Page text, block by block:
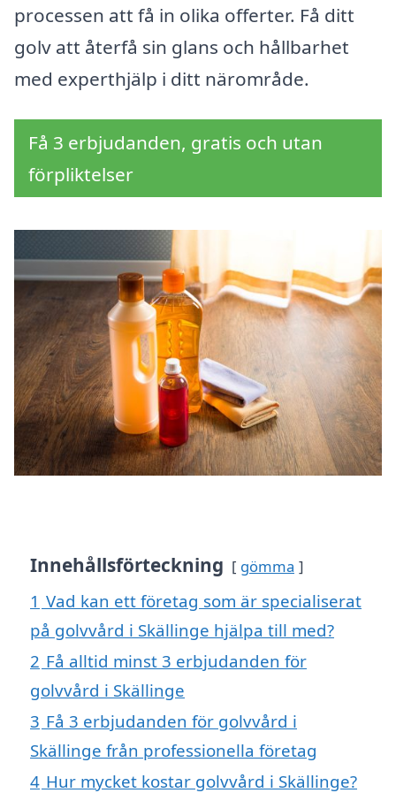
processen att få in olika offerter. Få ditt
golv att återfå sin glans och hållbarhet
med experthjälp i ditt närområde.
Få 3 erbjudanden, gratis och utan
förpliktelser
Innehållsförteckning gömma
1 Vad kan ett företag som är specialiserat
på golvvård i Skällinge hjälpa till med?
2 Få alltid minst 3 erbjudanden för
golvvård i Skällinge
3 Få 3 erbjudanden för golvvård i
Skällinge från professionella företag
4 Hur mycket kostar golvvård i Skällinge?